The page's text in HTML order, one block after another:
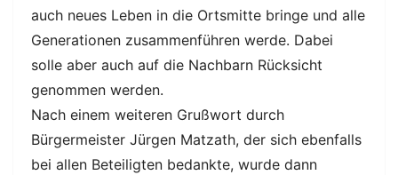
auch neues Leben in die Ortsmitte bringe und alle
Generationen zusammenführen werde. Dabei
solle aber auch auf die Nachbarn Rücksicht
genommen werden.
Nach einem weiteren Grußwort durch
Bürgermeister Jürgen Matzath, der sich ebenfalls
bei allen Beteiligten bedankte, wurde dann